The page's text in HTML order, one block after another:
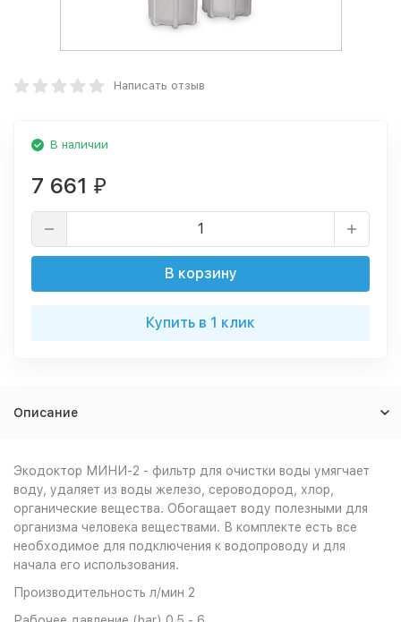
Написать отзыв
В наличии
7 661 ₽
В корзину
Купить в 1 клик
Описание
Экодоктор МИНИ-2 - фильтр для очистки воды умягчает
воду, удаляет из воды железо, сероводород, хлор,
органические вещества. Обогащает воду полезными для
организма человека веществами. В комплекте есть все
необходимое для подключения к водопроводу и для
начала его использования.
Производительность л/мин 2